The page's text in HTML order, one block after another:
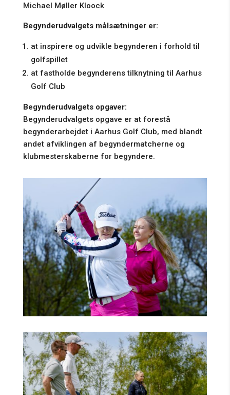
Michael Møller Kloock
Begynderudvalgets målsætninger er:
at inspirere og udvikle begynderen i forhold til
golfspillet
at fastholde begynderens tilknytning til Aarhus
Golf Club
Begynderudvalgets opgaver:
Begynderudvalgets opgave er at forestå
begynderarbejdet i Aarhus Golf Club, med blandt
andet afviklingen af begyndermatcherne og
klubmesterskaberne for begyndere.